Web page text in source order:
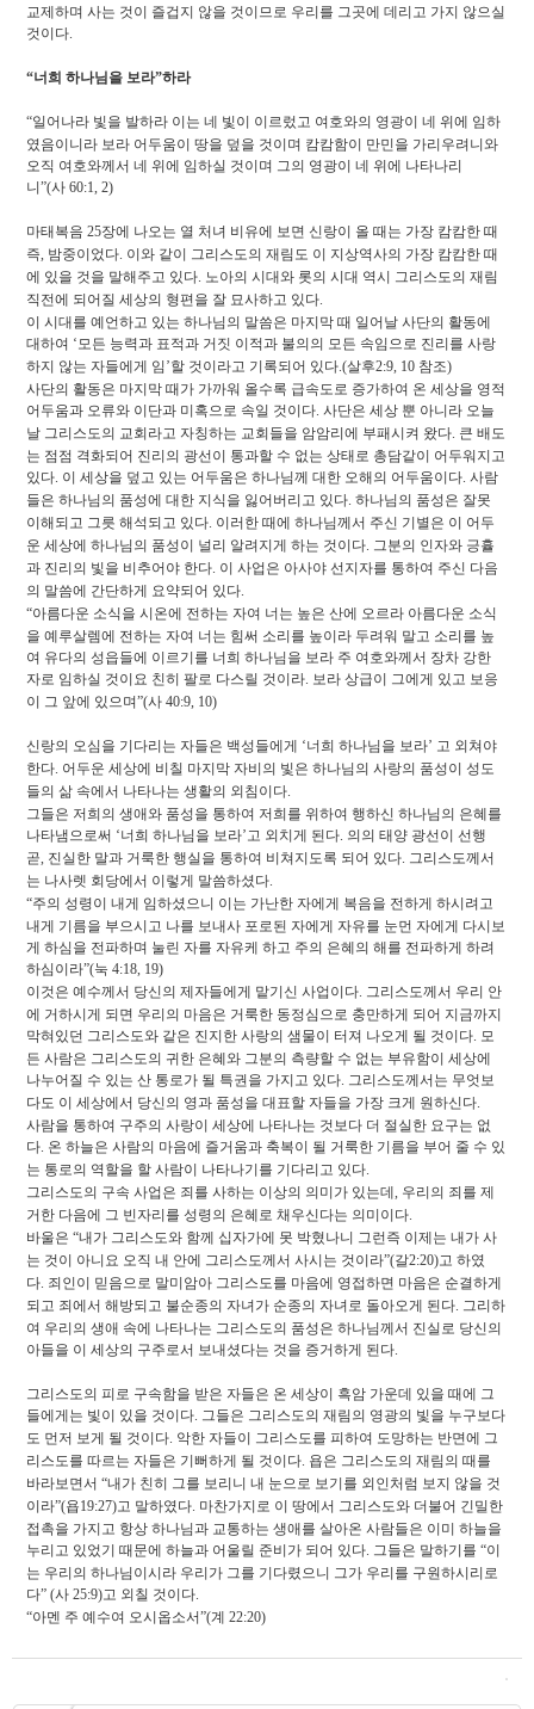
교제하며 사는 것이 즐겁지 않을 것이므로 우리를 그곳에 데리고 가지 않으실
것이다.
“너희 하나님을 보라”하라
“일어나라 빛을 발하라 이는 네 빛이 이르렀고 여호와의 영광이 네 위에 임하
였음이니라 보라 어두움이 땅을 덮을 것이며 캄캄함이 만민을 가리우려니와
오직 여호와께서 네 위에 임하실 것이며 그의 영광이 네 위에 나타나리
니 ”(사 60:1, 2)
마태복음 25장에 나오는 열 처녀 비유에 보면 신랑이 올 때는 가장 캄캄한 때
즉, 밤중이었다. 이와 같이 그리스도의 재림도 이 지상역사의 가장 캄캄한 때
에 있을 것을 말해주고 있다. 노아의 시대와 롯의 시대 역시 그리스도의 재림
직전에 되어질 세상의 형편을 잘 묘사하고 있다.
이 시대를 예언하고 있는 하나님의 말씀은 마지막 때 일어날 사단의 활동에
대하여 ‘모든 능력과 표적과 거짓 이적과 불의의 모든 속임으로 진리를 사랑
하지 않는 자들에게 임 ’할 것이라고 기록되어 있다.(살후2:9, 10 참조)
사단의 활동은 마지막 때가 가까워 올수록 급속도로 증가하여 온 세상을 영적
어두움과 오류와 이단과 미혹으로 속일 것이다. 사단은 세상 뿐 아니라 오늘
날 그리스도의 교회라고 자칭하는 교회들을 암암리에 부패시켜 왔다. 큰 배도
는 점점 격화되어 진리의 광선이 통과할 수 없는 상태로 총담같이 어두워지고
있다. 이 세상을 덮고 있는 어두움은 하나님께 대한 오해의 어두움이다. 사람
들은 하나님의 품성에 대한 지식을 잃어버리고 있다. 하나님의 품성은 잘못
이해되고 그릇 해석되고 있다. 이러한 때에 하나님께서 주신 기별은 이 어두
운 세상에 하나님의 품성이 널리 알려지게 하는 것이다. 그분의 인자와 긍휼
과 진리의 빛을 비추어야 한다. 이 사업은 아사야 선지자를 통하여 주신 다음
의 말씀에 간단하게 요약되어 있다.
“아름다운 소식을 시온에 전하는 자여 너는 높은 산에 오르라 아름다운 소식
을 예루살렘에 전하는 자여 너는 힘써 소리를 높이라 두려워 말고 소리를 높
여 유다의 성읍들에 이르기를 너희 하나님을 보라 주 여호와께서 장차 강한
자로 임하실 것이요 친히 팔로 다스릴 것이라. 보라 상급이 그에게 있고 보응
이 그 앞에 있으며”(사 40:9, 10)
신랑의 오심을 기다리는 자들은 백성들에게 ‘너희 하나님을 보라’ 고 외쳐야
한다. 어두운 세상에 비칠 마지막 자비의 빛은 하나님의 사랑의 품성이 성도
들의 삶 속에서 나타나는 생활의 외침이다.
그들은 저희의 생애와 품성을 통하여 저희를 위하여 행하신 하나님의 은혜를
나타냄으로써 ‘너희 하나님을 보라’고 외치게 된다. 의의 태양 광선이 선행
곧, 진실한 말과 거룩한 행실을 통하여 비쳐지도록 되어 있다. 그리스도께서
는 나사렛 회당에서 이렇게 말씀하셨다.
“주의 성령이 내게 임하셨으니 이는 가난한 자에게 복음을 전하게 하시려고
내게 기름을 부으시고 나를 보내사 포로된 자에게 자유를 눈먼 자에게 다시보
게 하심을 전파하며 눌린 자를 자유케 하고 주의 은혜의 해를 전파하게 하려
하심이라”(눅 4:18, 19)
이것은 예수께서 당신의 제자들에게 맡기신 사업이다. 그리스도께서 우리 안
에 거하시게 되면 우리의 마음은 거룩한 동정심으로 충만하게 되어 지금까지
막혀있던 그리스도와 같은 진지한 사랑의 샘물이 터져 나오게 될 것이다. 모
든 사람은 그리스도의 귀한 은혜와 그분의 측량할 수 없는 부유함이 세상에
나누어질 수 있는 산 통로가 될 특권을 가지고 있다. 그리스도께서는 무엇보
다도 이 세상에서 당신의 영과 품성을 대표할 자들을 가장 크게 원하신다.
사람을 통하여 구주의 사랑이 세상에 나타나는 것보다 더 절실한 요구는 없
다. 온 하늘은 사람의 마음에 즐거움과 축복이 될 거룩한 기름을 부어 줄 수 있
는 통로의 역할을 할 사람이 나타나기를 기다리고 있다.
그리스도의 구속 사업은 죄를 사하는 이상의 의미가 있는데 , 우리의 죄를 제
거한 다음에 그 빈자리를 성령의 은혜로 채우신다는 의미이다.
바울은 “내가 그리스도와 함께 십자가에 못 박혔나니 그런즉 이제는 내가 사
는 것이 아니요 오직 내 안에 그리스도께서 사시는 것이라”(갈2:20)고 하였
다. 죄인이 믿음으로 말미암아 그리스도를 마음에 영접하면 마음은 순결하게
되고 죄에서 해방되고 불순종의 자녀가 순종의 자녀로 돌아오게 된다. 그리하
여 우리의 생애 속에 나타나는 그리스도의 품성은 하나님께서 진실로 당신의
아들을 이 세상의 구주로서 보내셨다는 것을 증거하게 된다.
그리스도의 피로 구속함을 받은 자들은 온 세상이 흑암 가운데 있을 때에 그
들에게는 빛이 있을 것이다. 그들은 그리스도의 재림의 영광의 빛을 누구보다
도 먼저 보게 될 것이다. 악한 자들이 그리스도를 피하여 도망하는 반면에 그
리스도를 따르는 자들은 기뻐하게 될 것이다. 욥은 그리스도의 재림의 때를
바라보면서 “내가 친히 그를 보리니 내 눈으로 보기를 외인처럼 보지 않을 것
이라”(욥19:27)고 말하였다. 마찬가지로 이 땅에서 그리스도와 더불어 긴밀한
접촉을 가지고 항상 하나님과 교통하는 생애를 살아온 사람들은 이미 하늘을
누리고 있었기 때문에 하늘과 어울릴 준비가 되어 있다. 그들은 말하기를 “이
는 우리의 하나님이시라 우리가 그를 기다렸으니 그가 우리를 구원하시리로
다” (사 25:9)고 외칠 것이다.
“아멘 주 예수여 오시옵소서”(계 22:20)